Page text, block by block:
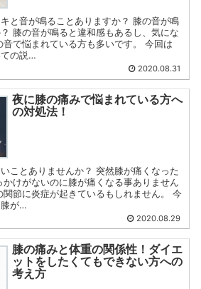
と音が鳴ることありますか？ 膝の音が鳴
膝の音が鳴ると違和感もあるし、気にな
で悩まれている方も多いです。 今回は
ての説…
2020.08.31
夜に膝の痛みで悩まれている方へ
の対処法！
ことありませんか？ 突然膝が痛くなった
かけがないのに膝が痛くなる事ありません
節に炎症が起きているもしれません。 今
膝が…
2020.08.29
膝の痛みと体重の関係性！ダイエ
ットをしたくてもできない方への
考え方